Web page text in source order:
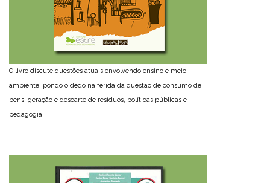
O livro discute questões atuais envolvendo ensino e meio
ambiente, pondo o dedo na ferida da questão de consumo de
bens, geração e descarte de resíduos, políticas públicas e
pedagogia.